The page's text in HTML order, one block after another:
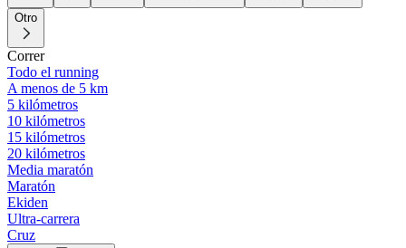
Otro
Correr
Todo el running
A menos de 5 km
5 kilómetros
10 kilómetros
15 kilómetros
20 kilómetros
Media maratón
Maratón
Ekiden
Ultra-carrera
Cruz